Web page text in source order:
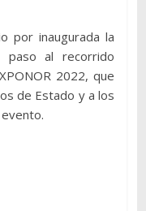
por inaugurada la
paso al recorrido
2022, que
de Estado y a los